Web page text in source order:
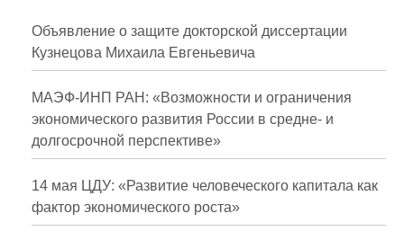
Публикации
Научная жизнь
Проблемы прогнозирования
О журнале
Номера журналов
Объявление о защите докторской диссертации
Кузнецова Михаила Евгеньевича
МАЭФ-ИНП РАН: «Возможности и ограничения
экономического развития России в средне- и
долгосрочной перспективе»
14 мая ЦДУ: «Развитие человеческого капитала как
фактор экономического роста»